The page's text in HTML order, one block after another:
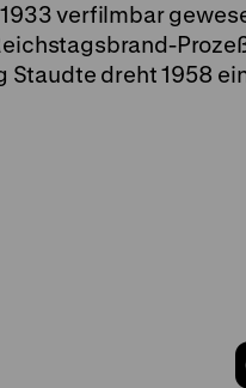
verfilmbar
Staudte dreht 1958